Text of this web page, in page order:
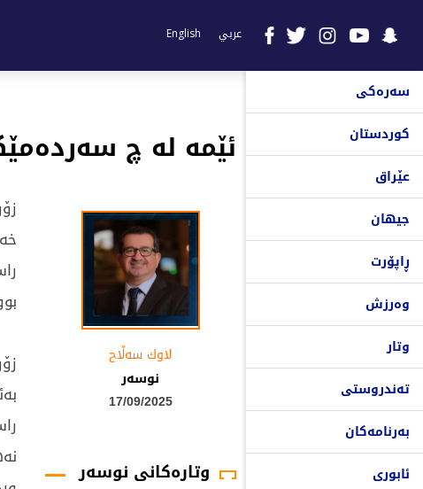
عربي English
سەرەکی
کوردستان
عێراق
جیهان
ڕاپۆرت
وەرزش
وتار
تەندروستی
بەرنامەکان
ئابوری
ئێمە لە چ
لاوك سەڵاح
نوسەر
17/09/2025
وتارەکانی نوسەر